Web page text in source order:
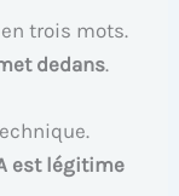
trois mots.
dedans.
est légitime